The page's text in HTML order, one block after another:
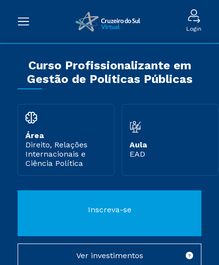
Login
Curso Profissionalizante em
Gestão de Políticas Públicas
Área
Direito, Relações
Internacionais e
Ciência Política
Aula
EAD
Inscreva-se
Ver investimentos ?